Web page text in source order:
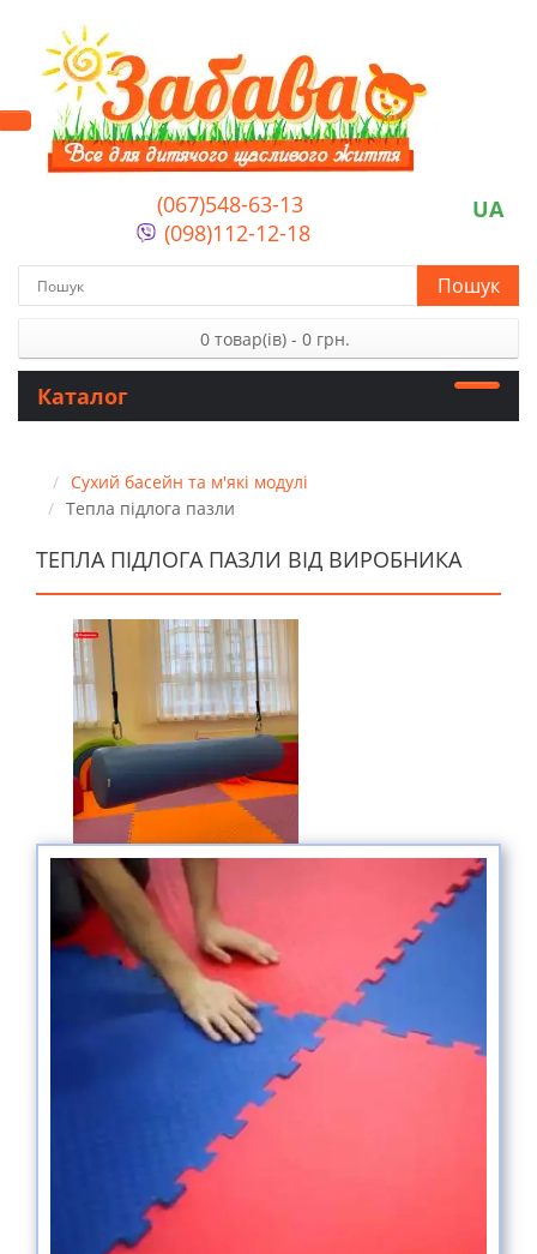
(067)548-63-13
(098)112-12-18
UA
Пошук
0 товар(ів) - 0 грн.
Каталог
Сухий басейн та м'які модулі
Тепла підлога пазли
ТЕПЛА ПІДЛОГА ПАЗЛИ ВІД ВИРОБНИКА